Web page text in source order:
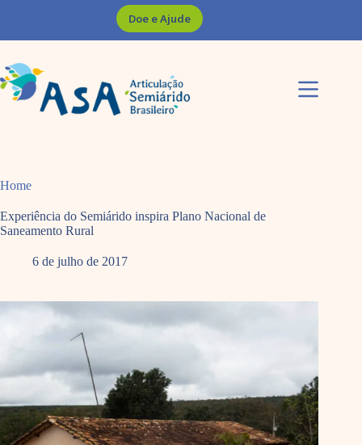
Doe e Ajude
Home
Experiência do Semiárido inspira Plano Nacional de
Saneamento Rural
6 de julho de 2017